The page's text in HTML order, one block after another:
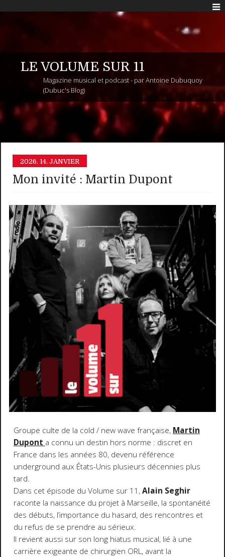
LE VOLUME SUR 11
Magazine musical et podcast - par Antoine Dubuquoy
(Dubuc's Blog)
2026. 14. JANVIER
Mon invité : Martin Dupont
Groupe culte de la cold / new wave française, Martin
Dupont a connu un destin hors norme : discret en
France dans les années 80, devenu référence
underground aux États-Unis plusieurs décennies plus
tard.
Dans cet épisode du Volume sur 11,Alain Seghir
raconte la naissance du projet à Marseille, la spontanéité
des débuts, l’importance du hasard, des rencontres et
du refus de se prendre au sérieux.
Il revient aussi sur son long hiatus musical, lié à une
carrière exigeante de chirurgien ORL, avant la